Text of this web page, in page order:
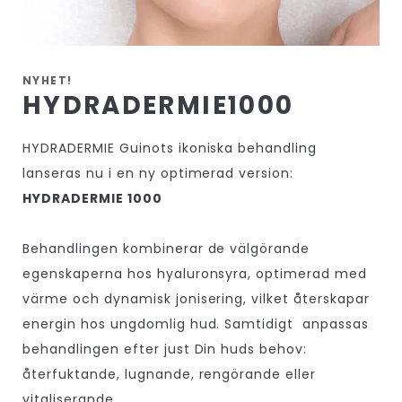
NYHET!
HYDRADERMIE1000
HYDRADERMIE Guinots ikoniska behandling
lanseras nu i en ny optimerad version:
HYDRADERMIE 1000
Behandlingen kombinerar de välgörande
egenskaperna hos hyaluronsyra, optimerad med
värme och dynamisk jonisering, vilket återskapar
energin hos ungdomlig hud. Samtidigt anpassas
behandlingen efter just Din huds behov:
återfuktande, lugnande, rengörande eller